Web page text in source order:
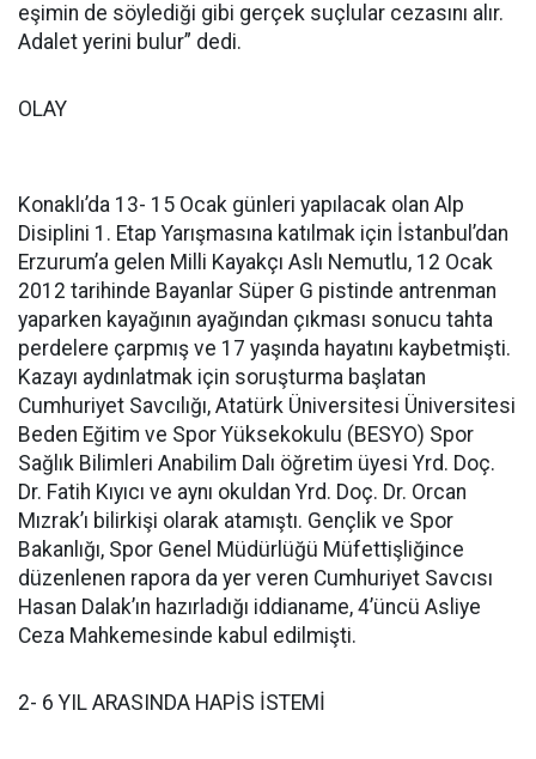
eşimin de söylediği gibi gerçek suçlular cezasını alır.
Adalet yerini bulur” dedi.
OLAY
Konaklı’da 13- 15 Ocak günleri yapılacak olan Alp
Disiplini 1. Etap Yarışmasına katılmak için İstanbul’dan
Erzurum’a gelen Milli Kayakçı Aslı Nemutlu, 12 Ocak
2012 tarihinde Bayanlar Süper G pistinde antrenman
yaparken kayağının ayağından çıkması sonucu tahta
perdelere çarpmış ve 17 yaşında hayatını kaybetmişti.
Kazayı aydınlatmak için soruşturma başlatan
Cumhuriyet Savcılığı, Atatürk Üniversitesi Üniversitesi
Beden Eğitim ve Spor Yüksekokulu (BESYO) Spor
Sağlık Bilimleri Anabilim Dalı öğretim üyesi Yrd. Doç.
Dr. Fatih Kıyıcı ve aynı okuldan Yrd. Doç. Dr. Orcan
Mızrak’ı bilirkişi olarak atamıştı. Gençlik ve Spor
Bakanlığı, Spor Genel Müdürlüğü Müfettişliğince
düzenlenen rapora da yer veren Cumhuriyet Savcısı
Hasan Dalak’ın hazırladığı iddianame, 4’üncü Asliye
Ceza Mahkemesinde kabul edilmişti.
2- 6 YIL ARASINDA HAPİS İSTEMİ